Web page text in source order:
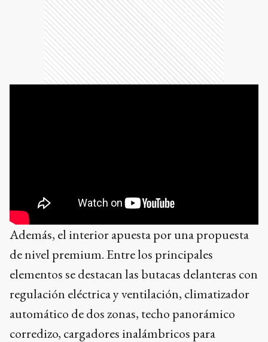
Además, el interior apuesta por una propuesta
de nivel premium. Entre los principales
elementos se destacan las butacas delanteras con
regulación eléctrica y ventilación, climatizador
automático de dos zonas, techo panorámico
corredizo, cargadores inalámbricos para